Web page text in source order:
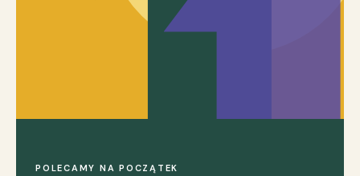
POLECAMY NA POCZĄTEK